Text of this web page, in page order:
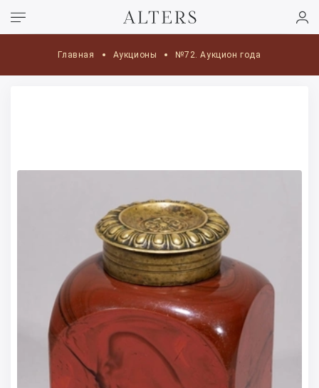
Главная Аукционы №72. Аукцион года